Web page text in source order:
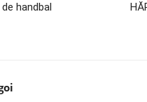
handbal